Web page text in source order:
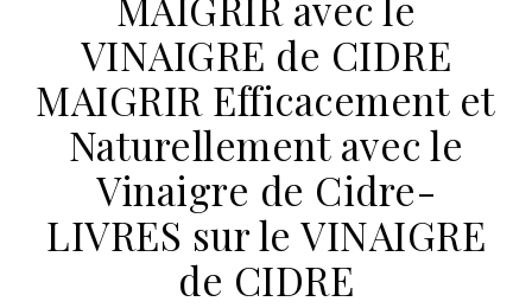
VINAIGRE de CIDRE
MAIGRIR Efficacement et
Naturellement avec le
Vinaigre de Cidre-
LIVRES sur le VINAIGRE
de CIDRE